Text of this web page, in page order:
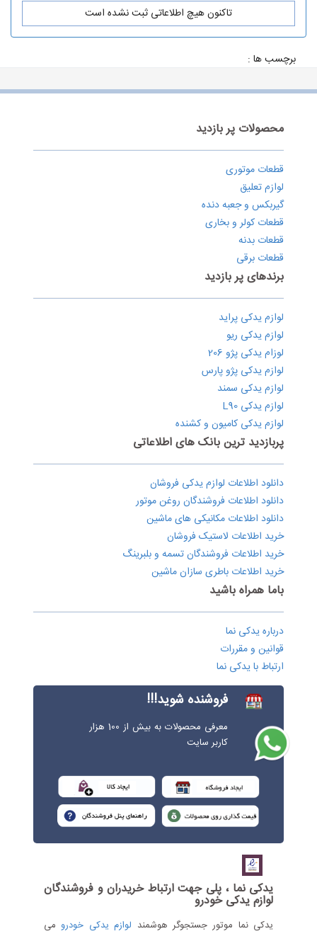
تاکنون هیچ اطلاعاتی ثبت نشده است
برچسب ها :
محصولات پر بازدید
قطعات موتوری
لوازم تعلیق
گیربکس و جعبه دنده
قطعات کولر و بخاری
قطعات بدنه
قطعات برقی
برندهای پر بازدید
لوازم یدکی پراید
لوازم یدکی ریو
لوزام یدکی پژو 206
لوازم یدکی پژو پارس
لوازم یدکی سمند
لوازم یدکی L90
لوازم یدکی کامیون و کشنده
پربازدید ترین بانک های اطلاعاتی
دانلود اطلاعات لوازم یدکی فروشان
دانلود اطلاعات فروشندگان روغن موتور
دانلود اطلاعات مکانیکی های ماشین
خرید اطلاعات لاستیک فروشان
خرید اطلاعات فروشندگان تسمه و بلبرینگ
خرید اطلاعات باطری سازان ماشین
باما همراه باشید
درباره یدکی نما
قوانین و مقررات
ارتباط با یدکی نما
فروشنده شوید!!!
معرفی محصولات به بیش از 100 هزار
کاربر سایت
یدکی نما ، پلی جهت ارتباط خریدران و فروشندگان
لوازم یدکی خودرو
یدکی نما موتور جستجوگر هوشمند لوازم یدکی خودرو می